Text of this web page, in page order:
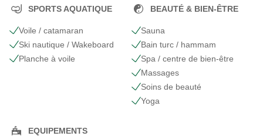
SPORTS AQUATIQUE
Voile / catamaran
Ski nautique / Wakeboard
Planche à voile
BEAUTÉ & BIEN-ÊTRE
Sauna
Bain turc / hammam
Spa / centre de bien-être
Massages
Soins de beauté
Yoga
EQUIPEMENTS